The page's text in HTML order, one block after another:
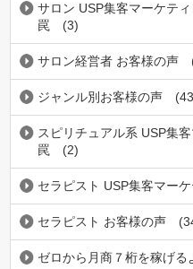
サロン USP集客マーケテ
罠
(3)
サロン経営者 お客様の声
ジャンル別お客様の声
スピリチュアル系 USP集
罠
(2)
セラピスト USP集客マー
セラピスト お客様の声
ゼロから月商７桁を稼げる